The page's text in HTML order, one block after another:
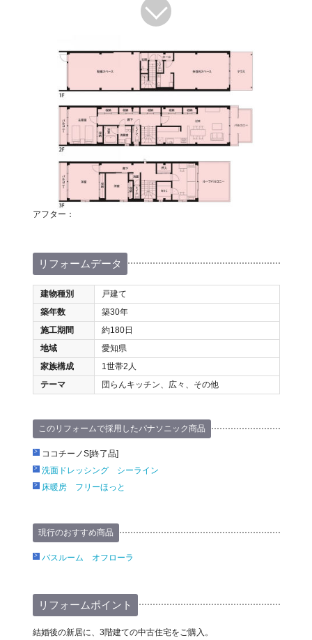
アフター：
リフォームデータ
建物種別
戸建て
築年数
築30年
施工期間
約180日
地域
愛知県
家族構成
1世帯2人
テーマ
団らんキッチン、広々、その他
このリフォームで採用したパナソニック商品
ココチーノS[終了品]
洗面ドレッシング シーライン
床暖房 フリーほっと
現行のおすすめ商品
バスルーム オフローラ
リフォームポイント
結婚後の新居に、3階建ての中古住宅をご購入。